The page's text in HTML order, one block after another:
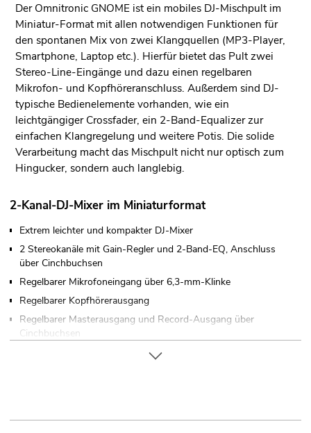
Der Omnitronic GNOME ist ein mobiles DJ-Mischpult im
Miniatur-Format mit allen notwendigen Funktionen für
den spontanen Mix von zwei Klangquellen (MP3-Player,
Smartphone, Laptop etc.). Hierfür bietet das Pult zwei
Stereo-Line-Eingänge und dazu einen regelbaren
Mikrofon- und Kopfhöreranschluss. Außerdem sind DJ-
typische Bedienelemente vorhanden, wie ein
leichtgängiger Crossfader, ein 2-Band-Equalizer zur
einfachen Klangregelung und weitere Potis. Die solide
Verarbeitung macht das Mischpult nicht nur optisch zum
Hingucker, sondern auch langlebig.
2-Kanal-DJ-Mixer im Miniaturformat
Extrem leichter und kompakter DJ-Mixer
2 Stereokanäle mit Gain-Regler und 2-Band-EQ, Anschluss
über Cinchbuchsen
Regelbarer Mikrofoneingang über 6,3-mm-Klinke
Regelbarer Kopfhörerausgang
Regelbarer Masterausgang und Record-Ausgang über
Cinchbuchsen
DJs / Alleinunterhalter; mobilen Einsatz